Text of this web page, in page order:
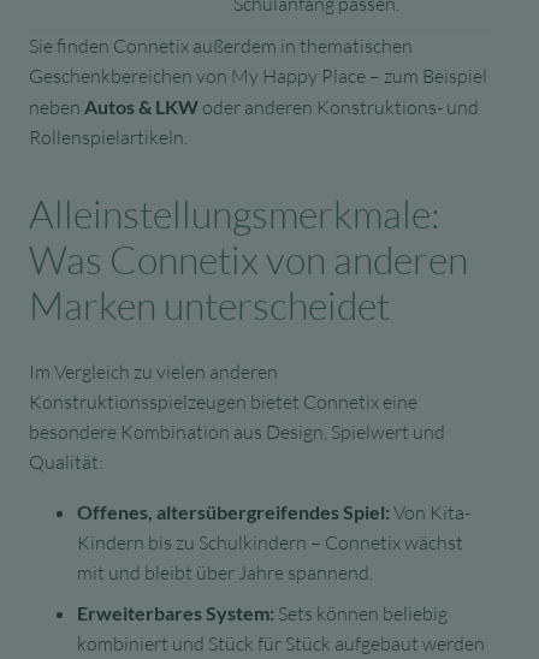
Sie finden Connetix außerdem in thematischen
Geschenkbereichen von My Happy Place – zum Beispiel
neben Autos & LKW oder anderen Konstruktions- und
Rollenspielartikeln.
Alleinstellungsmerkmale:
Was Connetix von anderen
Marken unterscheidet
Im Vergleich zu vielen anderen
Konstruktionsspielzeugen bietet Connetix eine
besondere Kombination aus Design, Spielwert und
Qualität:
Offenes, altersübergreifendes Spiel: Von Kita-
Kindern bis zu Schulkindern – Connetix wächst
mit und bleibt über Jahre spannend.
Erweiterbares System: Sets können beliebig
kombiniert und Stück für Stück aufgebaut werden